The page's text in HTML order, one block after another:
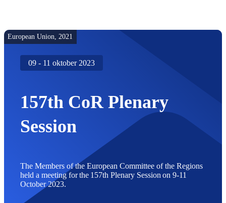
09 - 11 oktober 2023
157th CoR Plenary
Session
The Members of the European Committee of the Regions
held a meeting for the 157th Plenary Session on 9-11
October 2023.
European Union, 2021